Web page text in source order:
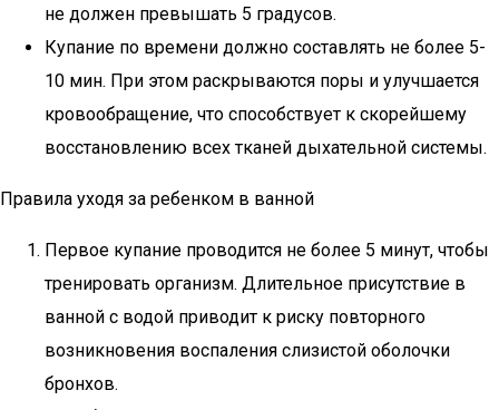
не должен превышать 5 градусов.
Купание по времени должно составлять не более 5-
10 мин. При этом раскрываются поры и улучшается
кровообращение, что способствует к скорейшему
восстановлению всех тканей дыхательной системы.
Правила уходя за ребенком в ванной
Первое купание проводится не более 5 минут, чтобы
тренировать организм. Длительное присутствие в
ванной с водой приводит к риску повторного
возникновения воспаления слизистой оболочки
бронхов.